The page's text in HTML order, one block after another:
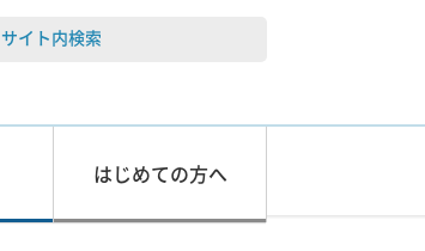
サイト内検索
はじめての方へ